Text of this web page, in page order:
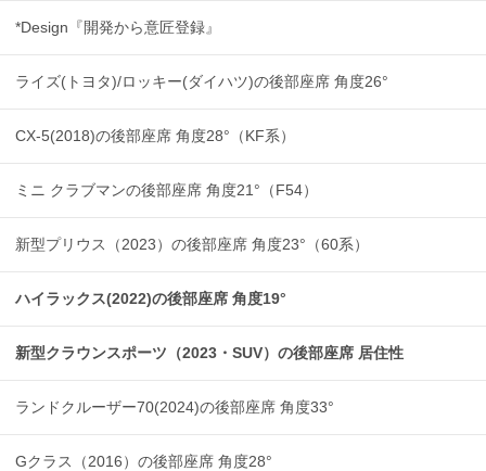
*Design『開発から意匠登録』
ライズ(トヨタ)/ロッキー(ダイハツ)の後部座席 角度26°
CX-5(2018)の後部座席 角度28°（KF系）
ミニ クラブマンの後部座席 角度21°（F54）
新型プリウス（2023）の後部座席 角度23°（60系）
ハイラックス(2022)の後部座席 角度19°
新型クラウンスポーツ（2023・SUV）の後部座席 居住性
ランドクルーザー70(2024)の後部座席 角度33°
Gクラス（2016）の後部座席 角度28°